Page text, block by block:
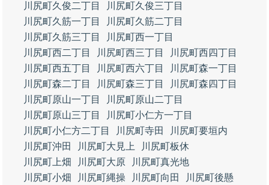
川尻町久俊二丁目
川尻町久俊三丁目
川尻町久筋一丁目
川尻町久筋二丁目
川尻町久筋三丁目
川尻町西一丁目
川尻町西二丁目
川尻町西三丁目
川尻町西四丁目
川尻町西五丁目
川尻町西六丁目
川尻町森一丁目
川尻町森二丁目
川尻町森三丁目
川尻町森四丁目
川尻町原山一丁目
川尻町原山二丁目
川尻町原山三丁目
川尻町小仁方一丁目
川尻町小仁方二丁目
川尻町寺田
川尻町要垣内
川尻町沖田
川尻町大見上
川尻町板休
川尻町上畑
川尻町大原
川尻町真光地
川尻町小畑
川尻町縄操 川尻町向田
川尻町後懸